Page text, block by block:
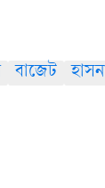
বাজেট